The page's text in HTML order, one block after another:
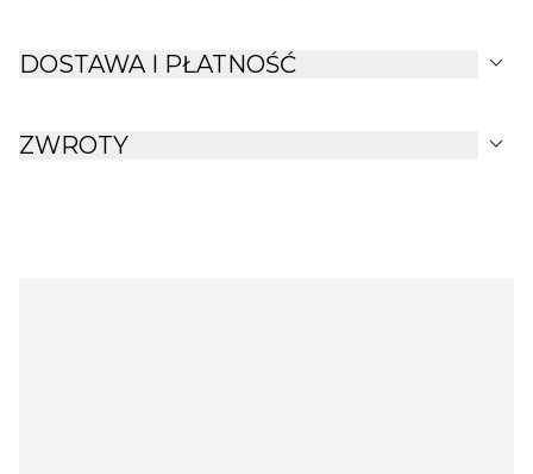
DOSTAWA I PŁATNOŚĆ expand_more
ZWROTY expand_more